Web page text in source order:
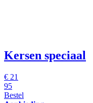
Kersen speciaal
€ 21
95
Bestel